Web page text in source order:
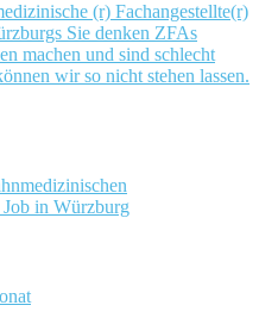
(r) Fachangestellte(r)
Sie denken ZFAs
machen und sind schlecht
wir so nicht stehen lassen.
Job in Würzburg